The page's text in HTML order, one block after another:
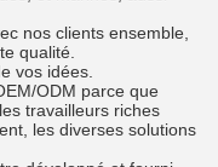
nos clients ensemble,
qualité.
vos idées.
ODM parce que
travailleurs riches
les diverses solutions